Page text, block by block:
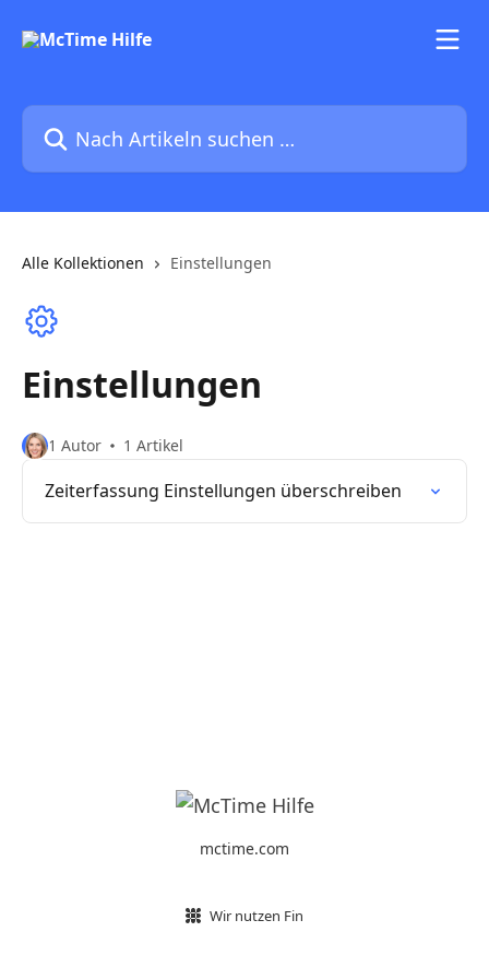
Nach Artikeln suchen …
Alle Kollektionen Einstellungen
Einstellungen
1 Autor 1 Artikel
Zeiterfassung Einstellungen überschreiben
mctime.com
Wir nutzen Fin